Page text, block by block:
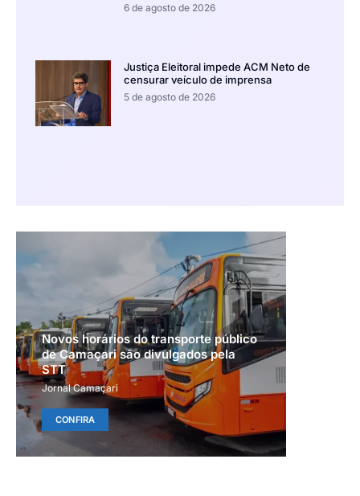
6 de agosto de 2026
Justiça Eleitoral impede ACM Neto de
censurar veículo de imprensa
5 de agosto de 2026
Novos horários do transporte público
de Camaçari são divulgados pela
STT
Jornal Camaçari
CONFIRA